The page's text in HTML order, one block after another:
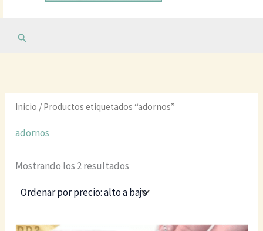
Buscar
Inicio / Productos etiquetados “adornos”
adornos
Mostrando los 2 resultados